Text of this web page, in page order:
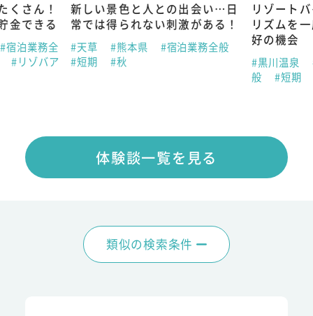
くさん！
金できる
#宿泊業務全
#リゾバア
新しい景色と人との出会い…日
常では得られない刺激がある！
#天草 #熊本県
#宿泊業務全般
#短期
#秋
リゾート
リズムを
好の機会
#黒川温泉
般
#短期
体験談一覧を見る
類似の検索条件